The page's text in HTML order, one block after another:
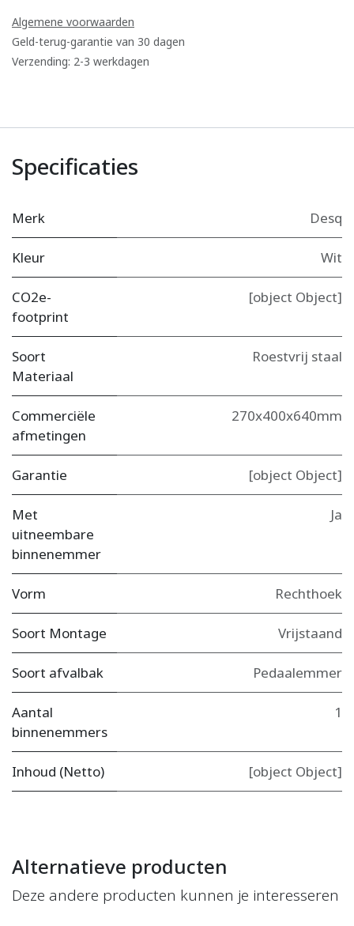
Algemene voorwaarden
Geld-terug-garantie van 30 dagen
Verzending: 2-3 werkdagen
Specificaties
Merk Desq
Kleur Wit
CO2e-
footprint
[object Object]
Soort
Materiaal
Roestvrij staal
Commerciële
afmetingen
270x400x640mm
Garantie [object Object]
Met
uitneembare
binnenemmer
Ja
Vorm Rechthoek
Soort Montage Vrijstaand
Soort afvalbak Pedaalemmer
Aantal
binnenemmers
1
Inhoud (Netto) [object Object]
Alternatieve producten
Deze andere producten kunnen je interesseren